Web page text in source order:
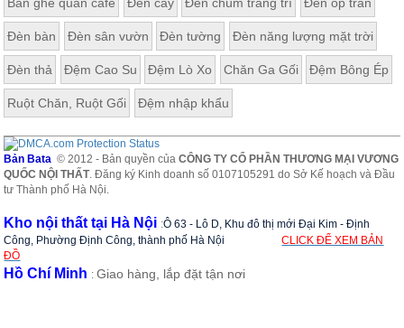
Đèn bàn Đèn sân vườn Đèn tường Đèn năng lượng mặt trời
Đèn thả Đệm Cao Su Đệm Lò Xo Chăn Ga Gối Đệm Bông Ép
Ruột Chăn, Ruột Gối Đệm nhập khẩu
Bản Bata © 2012 - Bản quyền củaCÔNG TY CỔ PHẦN THƯƠNG MẠI VƯƠNG
QUỐC NỘI THẤT. Đăng ký Kinh doanh số 0107105291 do Sở Kế hoạch và Đầu
tư Thành phố Hà Nội.
Kho nội thất tại Hà Nội :Ô 63 - Lô D, Khu đô thị mới Đại Kim - Định
Công, Phường Định Công, thành phố Hà Nội
CLICK ĐỂ XEM BẢN
ĐỒ
Hồ Chí Minh :Giao hàng, lắp đặt tận nơi